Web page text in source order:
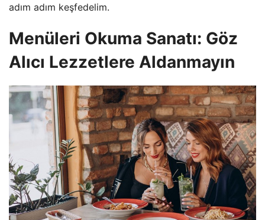
adım adım keşfedelim.
Menüleri Okuma Sanatı: Göz
Alıcı Lezzetlere Aldanmayın